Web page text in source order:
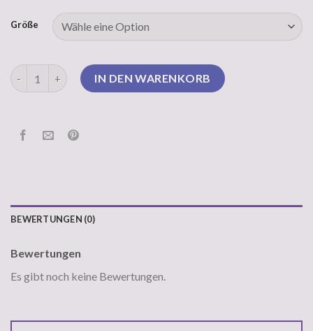
Größe
pullunder schwarz MengeIN DEN WARENKORB
BEWERTUNGEN (0)
Bewertungen
Es gibt noch keine Bewertungen.